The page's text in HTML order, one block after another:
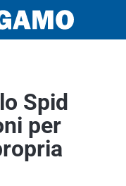
Spid
per